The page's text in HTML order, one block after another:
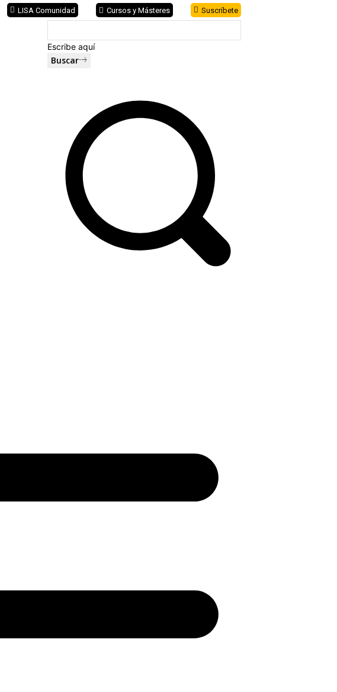
Suscríbete
Cursos y Másteres
LISA Comunidad
Escribe aquí
Buscar